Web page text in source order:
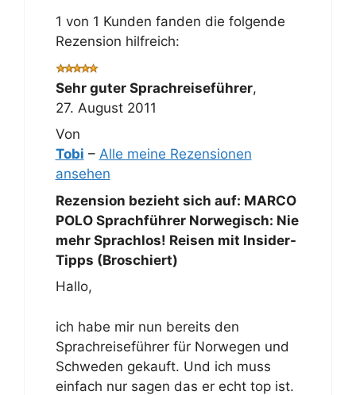
1 von 1 Kunden fanden die folgende
Rezension hilfreich:
Sehr guter Sprachreiseführer,
27. August 2011
Von
Tobi – Alle meine Rezensionen
ansehen
Rezension bezieht sich auf: MARCO
POLO Sprachführer Norwegisch: Nie
mehr Sprachlos! Reisen mit Insider-
Tipps (Broschiert)
Hallo,
ich habe mir nun bereits den
Sprachreiseführer für Norwegen und
Schweden gekauft. Und ich muss
einfach nur sagen das er echt top ist.